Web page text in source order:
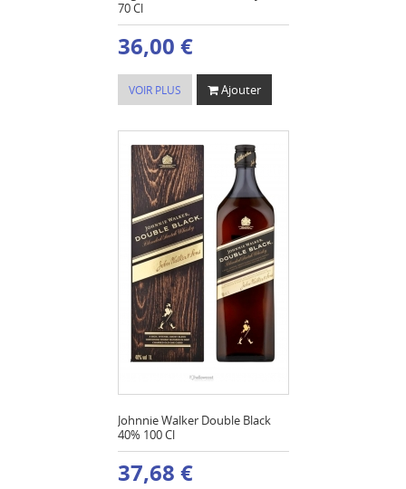
70 Cl
36,00 €
VOIR PLUS Ajouter
Johnnie Walker Double Black
40% 100 Cl
37,68 €